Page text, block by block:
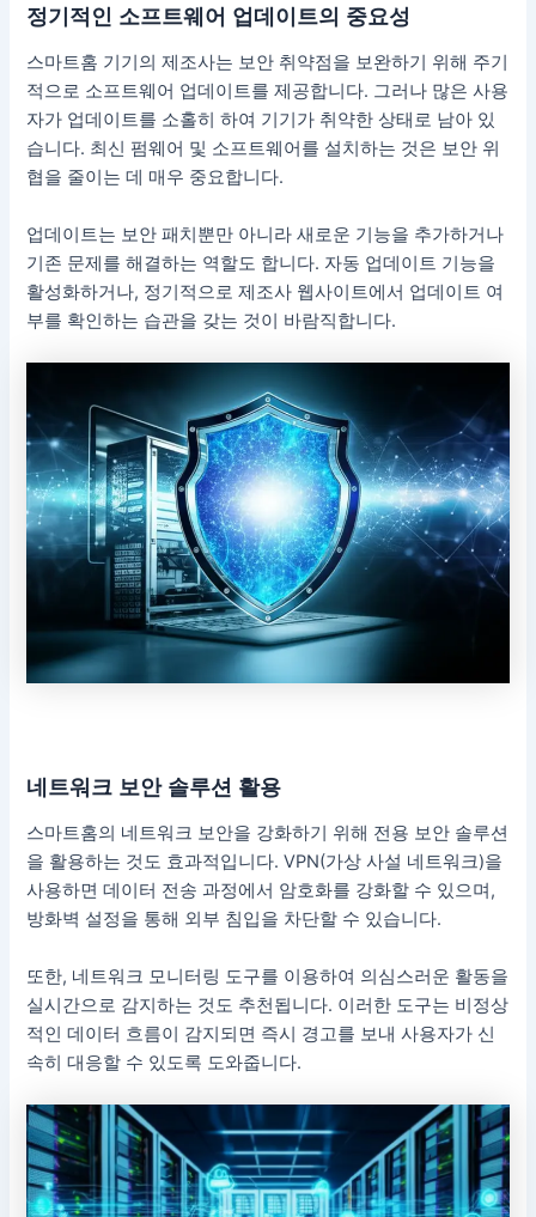
정기적인 소프트웨어 업데이트의 중요성
스마트홈 기기의 제조사는 보안 취약점을 보완하기 위해 주기
적으로 소프트웨어 업데이트를 제공합니다. 그러나 많은 사용
자가 업데이트를 소홀히 하여 기기가 취약한 상태로 남아 있
습니다. 최신 펌웨어 및 소프트웨어를 설치하는 것은 보안 위
협을 줄이는 데 매우 중요합니다.
업데이트는 보안 패치뿐만 아니라 새로운 기능을 추가하거나
기존 문제를 해결하는 역할도 합니다. 자동 업데이트 기능을
활성화하거나, 정기적으로 제조사 웹사이트에서 업데이트 여
부를 확인하는 습관을 갖는 것이 바람직합니다.
네트워크 보안 솔루션 활용
스마트홈의 네트워크 보안을 강화하기 위해 전용 보안 솔루션
을 활용하는 것도 효과적입니다. VPN(가상 사설 네트워크)을
사용하면 데이터 전송 과정에서 암호화를 강화할 수 있으며,
방화벽 설정을 통해 외부 침입을 차단할 수 있습니다.
또한, 네트워크 모니터링 도구를 이용하여 의심스러운 활동을
실시간으로 감지하는 것도 추천됩니다. 이러한 도구는 비정상
적인 데이터 흐름이 감지되면 즉시 경고를 보내 사용자가 신
속히 대응할 수 있도록 도와줍니다.